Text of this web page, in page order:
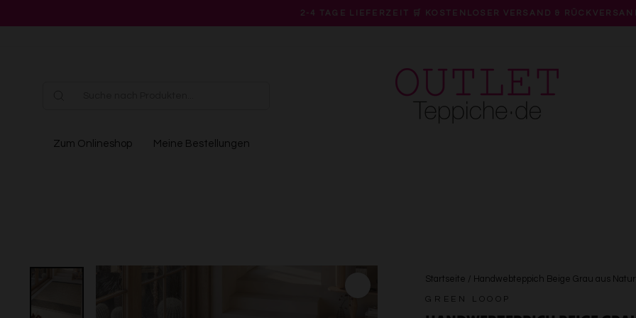
Pause
2-4 TAGE LIEFERZEIT 🛒 KOSTENLOSER VERSAND &
Zum Onlineshop Meine Bestellungen
Startseite / Handwebteppich Beige Grau aus
GREEN LOOOP